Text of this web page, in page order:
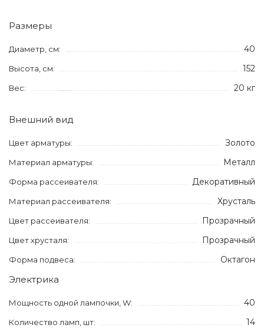
Размеры
Диаметр, см: 40
Высота, см: 152
Вес: 20 кг
Внешний вид
Цвет арматуры: Золото
Материал арматуры: Металл
Форма рассеивателя: Декоративный
Материал рассеивателя: Хрусталь
Цвет рассеивателя: Прозрачный
Цвет хрусталя: Прозрачный
Форма подвеса: Октагон
Электрика
Мощность одной лампочки, W: 40
Количество ламп, шт: 14